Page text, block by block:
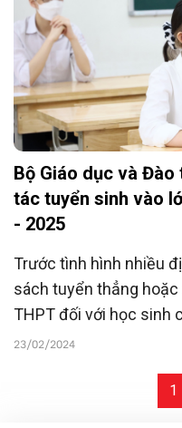
Bộ Giáo dục và
tác tuyển sinh vào
- 2025
Trước tình hình nhiều
sách tuyển thẳng
THPT đối với học sinh
ngữ, Bộ GD-ĐT đã ra
hành năm 2019 đảm
23/02/2024
1